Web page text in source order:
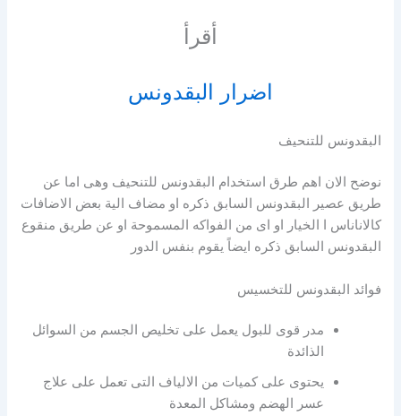
أقرأ
اضرار البقدونس
البقدونس للتنحيف
نوضح الان اهم طرق استخدام البقدونس للتنحيف وهى اما عن
طريق عصير البقدونس السابق ذكره او مضاف الية بعض الاضافات
كالاناناس ا الخيار او اى من الفواكه المسموحة او عن طريق منقوع
البقدونس السابق ذكره ايضاً يقوم بنفس الدور
فوائد البقدونس للتخسيس
مدر قوى للبول يعمل على تخليص الجسم من السوائل
الذائدة
يحتوى على كميات من الالياف التى تعمل على علاج
عسر الهضم ومشاكل المعدة